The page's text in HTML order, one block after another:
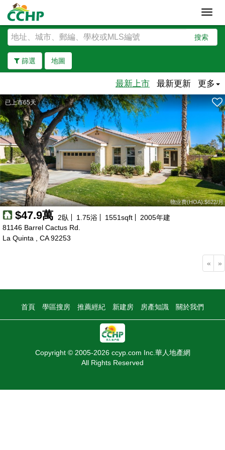
搜索
篩選 地圖
去除邊界
最新上市 最新更新 更多
已上市65天
物业费(HOA):$622/月
$47.9萬 2臥 1.75浴 1551sqft 2005年建
81146 Barrel Cactus Rd.
La Quinta , CA 92253
« »
首頁 學區搜房 推薦經紀 新建房 房產知識 關於我們
Copyright © 2005-2026 ccyp.com Inc.華人地產網
All Rights Reserved